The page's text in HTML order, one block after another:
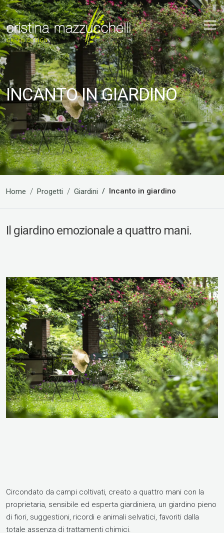
INCANTO IN GIARDINO
Home Progetti Giardini Incanto in giardino
Il giardino emozionale a quattro mani.
​Circondato da campi coltivati, creato a quattro mani con la
proprietaria, sensibile ed esperta giardiniera, un giardino pieno
di fiori, suggestioni, ricordi e animali selvatici, favoriti dalla
totale assenza di trattamenti chimici.